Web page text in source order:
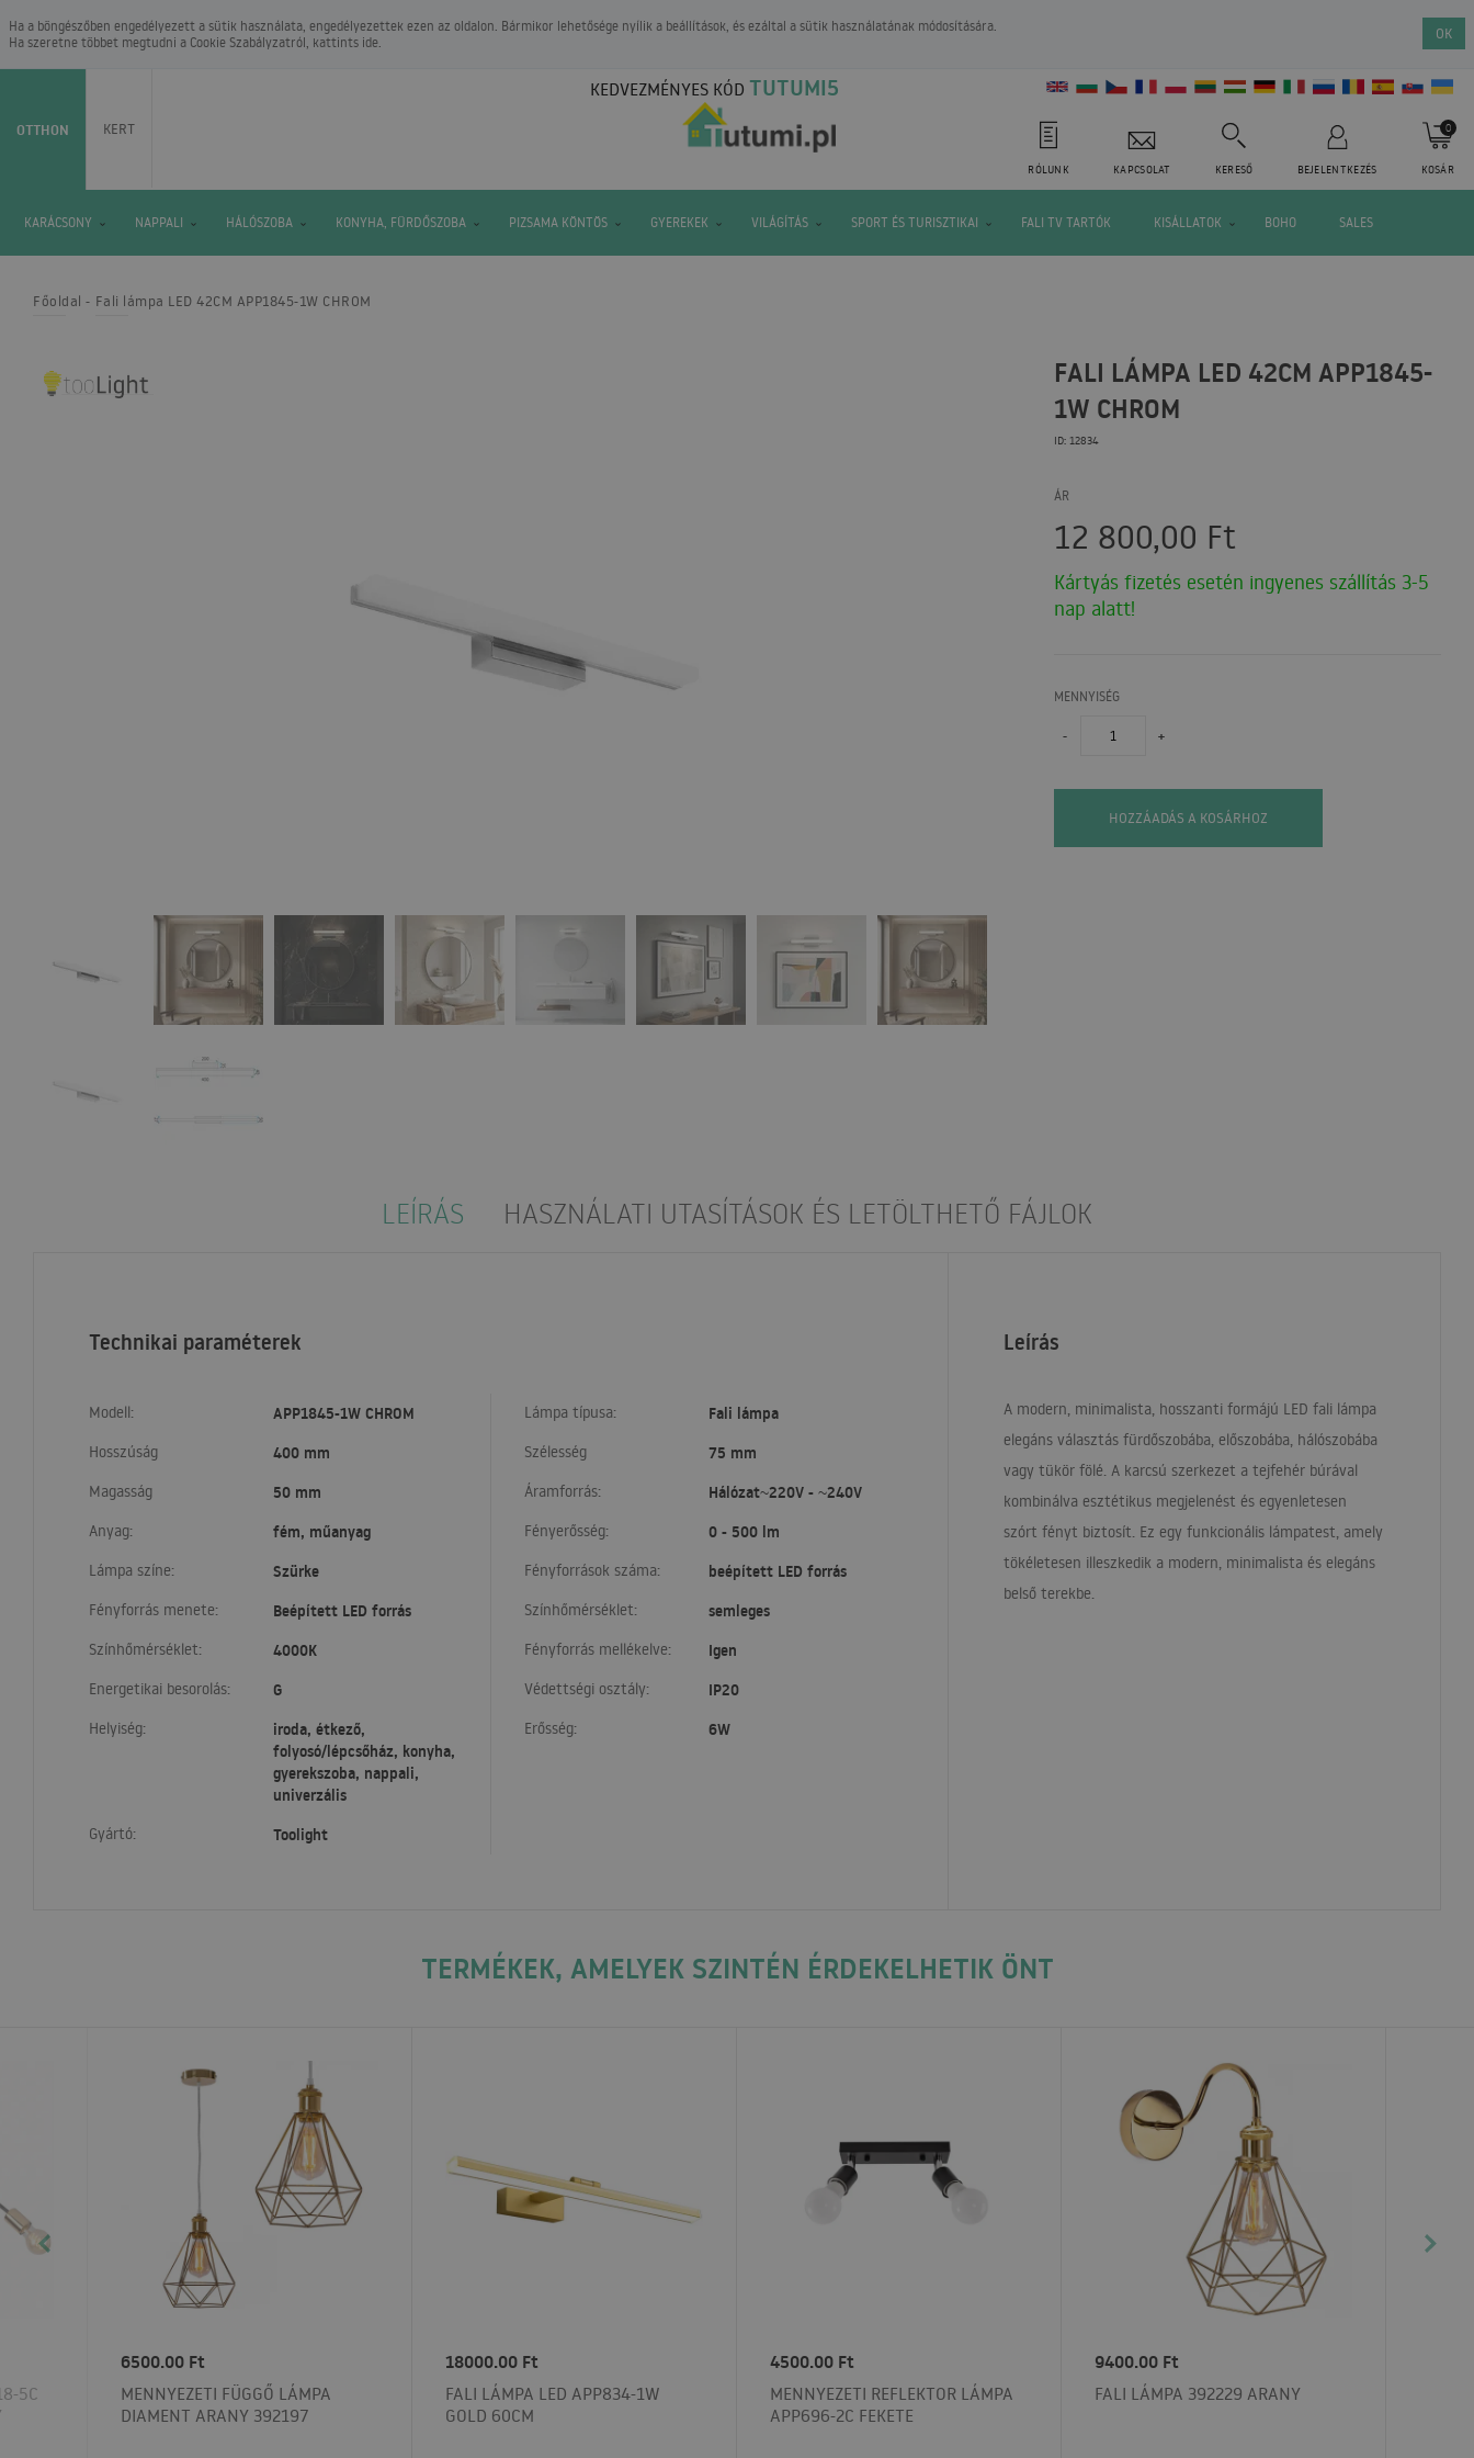
Ha a böngészőben engedélyezett a sütik használata, engedélyezettek ezen az oldalon. Bármikor lehetősége nyílik a beállítások, és ezáltal a sütik használatának módosítására.
Ha szeretne többet megtudni a Cookie Szabályzatról, kattints ide.
OK
OTTHON KERT
KEDVEZMÉNYES KÓD TUTUMI5
RÓLUNK KAPCSOLAT KERESŐ BEJELENTKEZÉS KOSÁR
0
KARÁCSONY NAPPALI HÁLÓSZOBA KONYHA, FÜRDŐSZOBA PIZSAMA KÖNTÖS GYEREKEK VILÁGÍTÁS SPORT ÉS TURISZTIKAI FALI TV TARTÓK KISÁLLATOK BOHO SALES
Főoldal Fali lámpa LED 42CM APP1845-1W CHROM
FALI LÁMPA LED 42CM APP1845-
1W CHROM
ID: 12834
ÁR
12 800,00 Ft
Kártyás fizetés esetén ingyenes szállítás 3-5
nap alatt!
MENNYISÉG
- +
HOZZÁADÁS A KOSÁRHOZ
LEÍRÁS HASZNÁLATI UTASÍTÁSOK ÉS LETÖLTHETŐ FÁJLOK
Technikai paraméterek
Modell: APP1845-1W CHROM Lámpa típusa: Fali lámpa
Hosszúság 400 mm Szélesség 75 mm
Magasság 50 mm Áramforrás: Hálózat~220V - ~240V
Anyag: fém, műanyag Fényerősség: 0 - 500 lm
Lámpa színe: Szürke Fényforrások száma: beépített LED forrás
Fényforrás menete: Beépített LED forrás Színhőmérséklet: semleges
Színhőmérséklet: 4000K Fényforrás mellékelve: Igen
Energetikai besorolás: G Védettségi osztály: IP20
Helyiség:
iroda, étkező,
folyosó/lépcsőház, konyha,
gyerekszoba, nappali,
univerzális
Erősség: 6W
Gyártó: Toolight
Leírás
A modern, minimalista, hosszanti formájú LED fali lámpa
elegáns választás fürdőszobába, előszobába, hálószobába
vagy tükör fölé. A karcsú szerkezet a tejfehér búrával
kombinálva esztétikus megjelenést és egyenletesen
szórt fényt biztosít. Ez egy funkcionális lámpatest, amely
tökéletesen illeszkedik a modern, minimalista és elegáns
belső terekbe.
TERMÉKEK, AMELYEK SZINTÉN ÉRDEKELHETIK ÖNT
5C
6500.00 Ft
MENNYEZETI FÜGGŐ LÁMPA
DIAMENT ARANY 392197
18000.00 Ft
FALI LÁMPA LED APP834-1W
GOLD 60CM
4500.00 Ft
MENNYEZETI REFLEKTOR LÁMPA
APP696-2C FEKETE
9400.00 Ft
FALI LÁMPA 392229 ARANY